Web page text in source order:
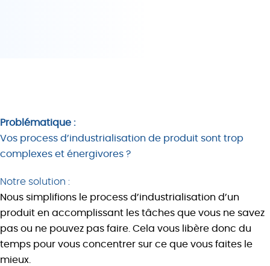
Problématique :
Vos process d’industrialisation de produit sont trop
complexes et énergivores ?
Notre solution :
Nous simplifions le process d’industrialisation d’un
produit en accomplissant les tâches que vous ne savez
pas ou ne pouvez pas faire. Cela vous libère donc du
temps pour vous concentrer sur ce que vous faites le
mieux.